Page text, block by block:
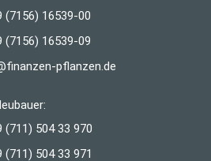
(7156) 16539-00
(7156) 16539-09
pflanzen.de
(711) 504 33 970
(711) 504 33 971